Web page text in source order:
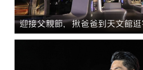
迎接父親節，揪爸爸到天文館